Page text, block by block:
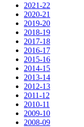
2021-22
2020-21
2019-20
2018-19
2017-18
2016-17
2015-16
2014-15
2013-14
2012-13
2011-12
2010-11
2009-10
2008-09